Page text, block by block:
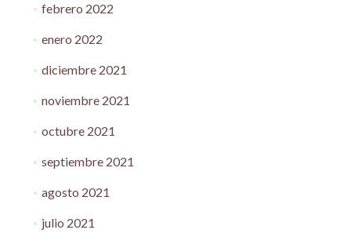
febrero 2022
enero 2022
diciembre 2021
noviembre 2021
octubre 2021
septiembre 2021
agosto 2021
julio 2021